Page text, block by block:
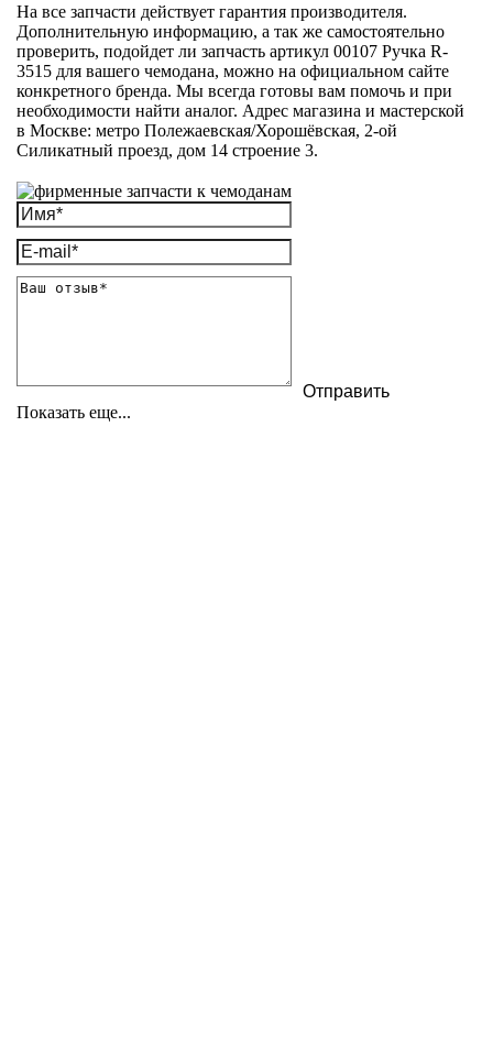
На все запчасти действует гарантия производителя.
Дополнительную информацию, а так же самостоятельно
проверить, подойдет ли запчасть артикул 00107 Ручка R-
3515 для вашего чемодана, можно на официальном сайте
конкретного бренда. Мы всегда готовы вам помочь и при
необходимости найти аналог. Адрес магазина и мастерской
в Москве: метро Полежаевская/Хорошёвская, 2-ой
Силикатный проезд, дом 14 строение 3.
Показать еще...